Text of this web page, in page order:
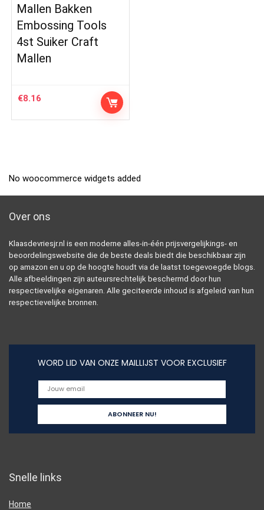
Mallen Bakken
Embossing Tools
4st Suiker Craft
Mallen
€8.16
No woocommerce widgets added
Over ons
Klaasdevriesjr.nl is een moderne alles-in-één prijsvergelijkings- en
beoordelingswebsite die de beste deals biedt die beschikbaar zijn
op amazon en u op de hoogte houdt via de laatst toegevoegde blogs.
Alle afbeeldingen zijn auteursrechtelijk beschermd door hun
respectievelijke eigenaren. Alle geciteerde inhoud is afgeleid van hun
respectievelijke bronnen.
WORD LID VAN ONZE MAILLIJST VOOR EXCLUSIEF
Snelle links
Home